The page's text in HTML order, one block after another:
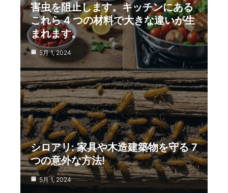
害虫を阻止します。キッチンにある
これら 4 つの材料で大きな違いが生
まれます。
5月 1, 2024
シロアリ: 家具や木造建築物を守る 7
つの意外な方法!
5月 1, 2024